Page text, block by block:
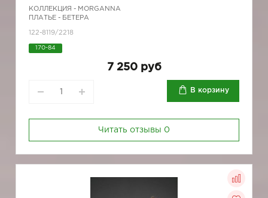
КОЛЛЕКЦИЯ - MORGANNA
ПЛАТЬЕ - БЕТЕРА
122-8119/2218
170-84
7 250 руб
В корзину
Читать отзывы 0